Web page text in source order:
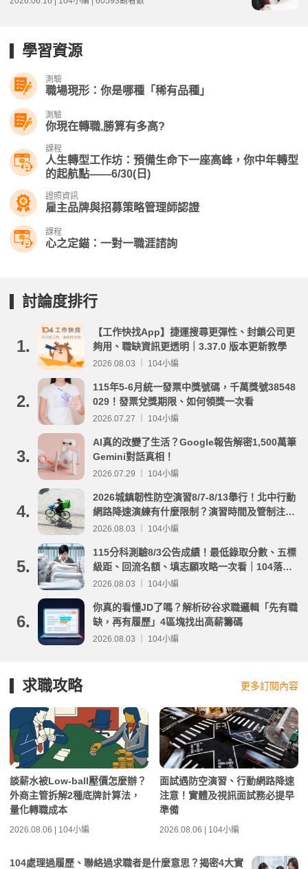
學習資源
測驗
職場現形：你是哪種「稀有品種」
測驗
你現在轉職,勝算有多高?
課程
人生轉型工作坊：預備生命下一座高峰，你中年轉型
的起航點——6/30(日)
證照資訊
雇主品牌與招募策略管理師認證
課程
心之定錨：一對一職涯諮詢
討論度排行
1.
【工作快找App】捷運搜尋更彈性、封鎖公司更
夠用、職缺資訊更透明｜3.37.0 版本更新教學
2026.08.03 ｜ 104小編
2.
115年5-6月統一發票中獎號碼，千萬獎號38548
029！發票兌獎期限、如何領獎一次看
2026.07.27 ｜ 104小編
3.
AI真的改變了生活？Google報告解密1,500萬筆
Gemini對話真相！
2026.07.29 ｜ 104小編
4.
2026城鎮韌性防空演習8/7-8/13舉行！北中行動
網路降速演練有什麼限制？演習時間及管制注意
事項整理
2026.08.03 ｜ 104小編
5.
115分科測驗8/3公告成績！最低錄取分數、五標
級距、回流名額、填志願攻略一次看｜104落點
分析
2026.08.03 ｜ 104小編
6.
你真的看懂JD了嗎？解析矽谷求職邏輯「先有職
缺，再有履歷」4區塊找出高薪籌碼
2026.08.03 ｜ 104小編
求職攻略 更多訂閱內容
談薪水被Low-ball壓價怎麼辦？
外商主管拆解2種底牌計算法，
量化轉職成本
2026.08.06 | 104小編
面試遇防空演習、行動網路降速
注意！實體及視訊面試務必提早
準備
2026.08.06 | 104小編
104處理過履歷、聯絡過求職者是什麼意思？揭密4大實